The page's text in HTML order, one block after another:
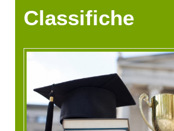
Classifiche